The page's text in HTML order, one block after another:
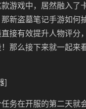
游戏中，居然融入了
新盗墓笔记手游如何
接有效提升人物评分
那么接下来就一起来
]
务在开服的第二天就